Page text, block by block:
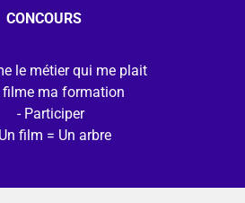
CONCOURS
le métier qui me plait
filme ma formation
Participer
Un film = Un arbre